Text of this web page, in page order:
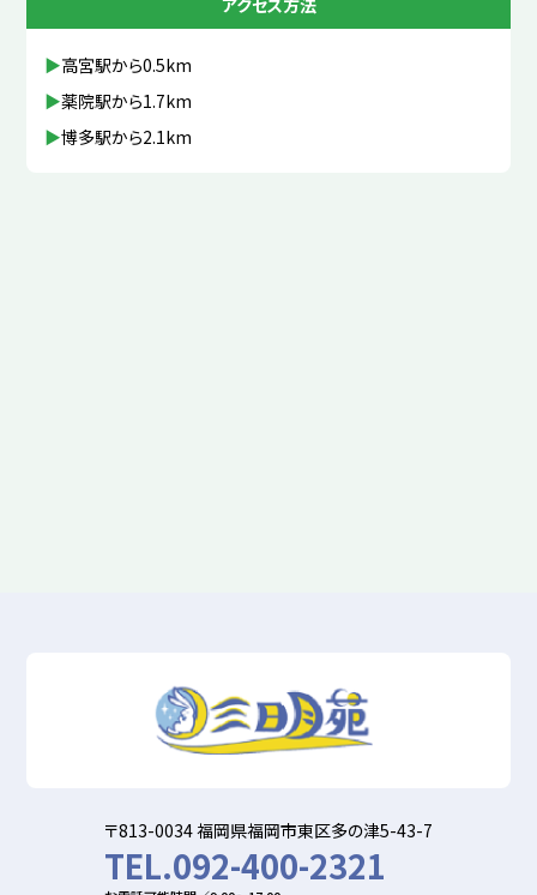
高宮駅から0.5km
薬院駅から1.7km
博多駅から2.1km
〒813-0034 福岡県福岡市東区多の津5-43-7
TEL.092-400-2321